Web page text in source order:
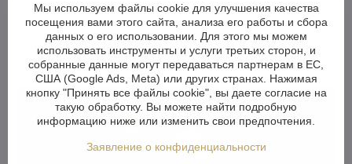
Бартунек Хрстковой, гостем вечера был Ондрей Румл, а
музыкальное сопровождение обеспечивал оркестр
Ладислава Бареша.
Мы используем файлы cookie для улучшения качества
посещения вами этого сайта, анализа его работы и сбора
данных о его использовании. Для этого мы можем
использовать инструменты и услуги третьих сторон, и
собранные данные могут передаваться партнерам в ЕС,
США (Google Ads, Meta) или других странах. Нажимая
кнопку "Принять все файлы cookie", вы даете согласие на
такую обработку. Вы можете найти подробную
информацию ниже или изменить свои предпочтения.
Заявление о конфиденциальности